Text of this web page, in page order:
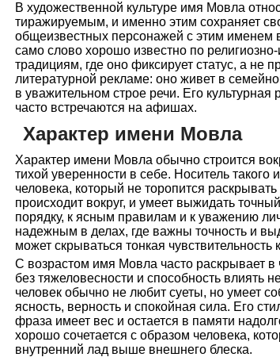
В художественной культуре имя Мовла
тиражируемым, и именно этим сохраняет
общеизвестных персонажей с этим именем
само слово хорошо известно по
традициям, где оно фиксирует статус, а не
литературной рекламе: оно живет в
в уважительном строе речи. Его
часто встречаются на афишах.
Характер имени Мовла
Характер имени Мовла обычно строится
тихой уверенности в себе. Носитель
человека, который не торопится
происходит вокруг, и умеет выжидать
порядку, к ясным правилам и к уважению
надежным в делах, где важны точность и
может скрываться тонкая
С возрастом имя Мовла часто раскрывает в
без тяжеловесности и способность влиять
человек обычно не любит суеты, но умеет
ясность, верность и спокойная сила. Его
фраза имеет вес и остается в памяти
хорошо сочетается с образом человека,
внутренний лад выше внешнего блеска.